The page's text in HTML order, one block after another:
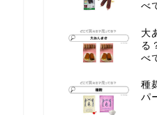
べ
大
る
べ
種
パ